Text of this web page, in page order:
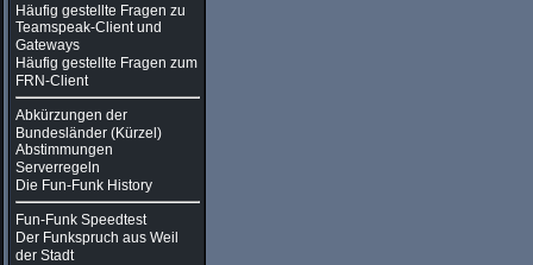
Häufig gestellte Fragen zu
Teamspeak-Client und
Gateways
Häufig gestellte Fragen zum
FRN-Client
Abkürzungen der
Bundesländer (Kürzel)
Abstimmungen
Serverregeln
Die Fun-Funk History
Fun-Funk Speedtest
Der Funkspruch aus Weil
der Stadt